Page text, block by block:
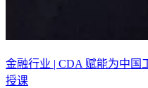
金融行业 | CDA 赋能为中国
授课